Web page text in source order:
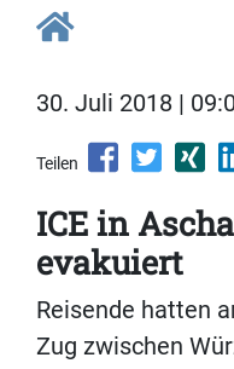
30. Juli 2018 |
Teilen
ICE in
evakuiert
Reisende hatten
Zug zwischen